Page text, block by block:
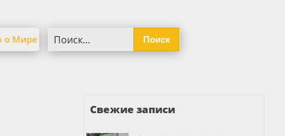
о Мире
Свежие записи